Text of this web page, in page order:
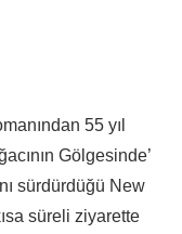
55 yıl
Gölgesinde’
sürdürdüğü New
süreli ziyarette